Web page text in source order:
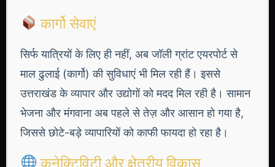
कार्गो सेवाएं
सिर्फ यात्रियों के लिए ही नहीं, अब जॉली ग्रांट एयरपोर्ट से
माल ढुलाई (कार्गो) की सुविधाएं भी मिल रही हैं। इससे
उत्तराखंड के व्यापार और उद्योगों को मदद मिल रही है। सामान
भेजना और मंगवाना अब पहले से तेज़ और आसान हो गया है,
जिससे छोटे-बड़े व्यापारियों को काफी फायदा हो रहा है।
कनेक्टिविटी और क्षेत्रीय विकास